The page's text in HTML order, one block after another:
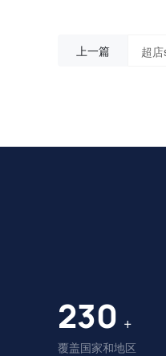
上一篇
230 +
覆盖国家和地区